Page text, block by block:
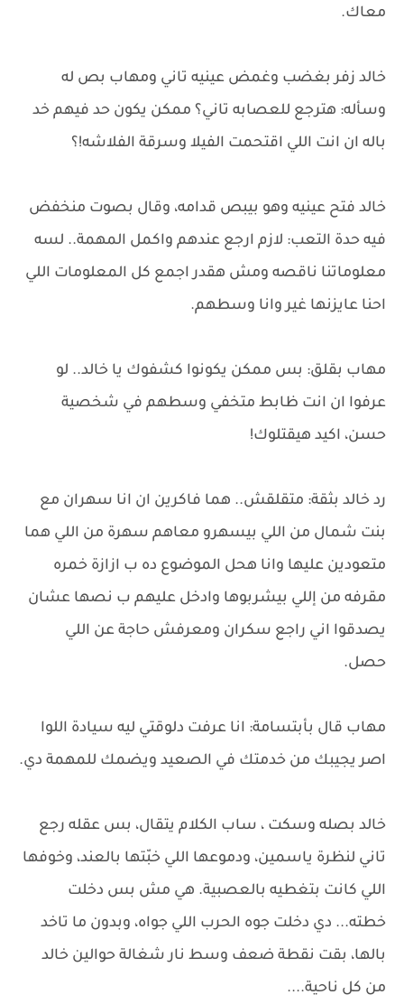
معاك.
خالد زفر بغضب وغمض عينيه تاني ومهاب بص له
وسأله: هترجع للعصابه تاني؟ ممكن يكون حد فيهم خد
باله ان انت اللي اقتحمت الفيلا وسرقة الفلاشه!؟
خالد فتح عينيه وهو بيبص قدامه، وقال بصوت منخفض
فيه حدة التعب: لازم ارجع عندهم واكمل المهمة.. لسه
معلوماتنا ناقصه ومش هقدر اجمع كل المعلومات اللي
احنا عايزنها غير وانا وسطهم.
مهاب بقلق: بس ممكن يكونوا كشفوك يا خالد.. لو
عرفوا ان انت ظابط متخفي وسطهم في شخصية
حسن، اكيد هيقتلوك!
رد خالد بثقة: متقلقش.. هما فاكرين ان انا سهران مع
بنت شمال من اللي بيسهرو معاهم سهرة من اللي هما
متعودين عليها وانا هحل الموضوع ده ب ازازة خمره
مقرفه من إللي بيشربوها وادخل عليهم ب نصها عشان
يصدقوا اني راجع سكران ومعرفش حاجة عن اللي
حصل.
مهاب قال بأبتسامة: انا عرفت دلوقتي ليه سيادة اللوا
اصر يجيبك من خدمتك في الصعيد ويضمك للمهمة دي.
خالد بصله وسكت ، ساب الكلام يتقال، بس عقله رجع
تاني لنظرة ياسمين، ودموعها اللي خبّتها بالعند، وخوفها
اللي كانت بتغطيه بالعصبية. هي مش بس دخلت
خطته... دي دخلت جوه الحرب اللي جواه، وبدون ما تاخد
بالها، بقت نقطة ضعف وسط نار شغالة حوالين خالد
من كل ناحية....